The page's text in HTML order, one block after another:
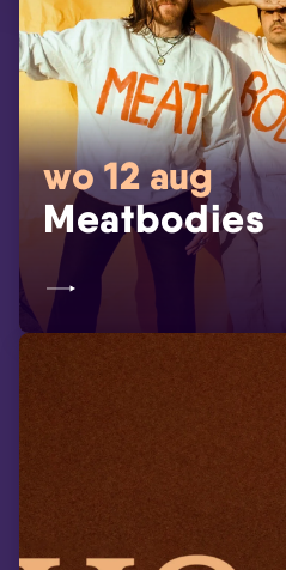
wo 12 aug
Meatbodies